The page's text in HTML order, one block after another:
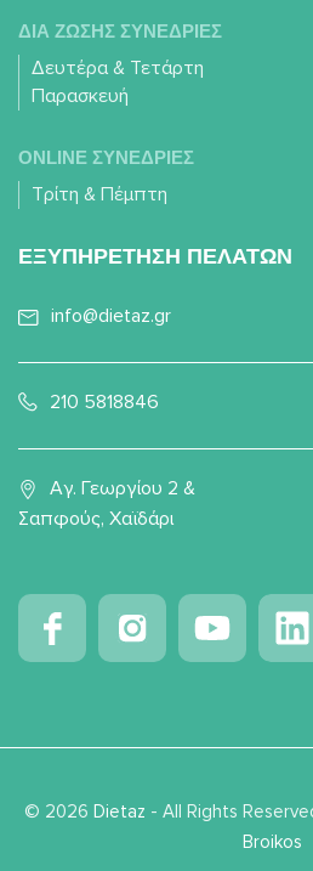
ΔΙΑ ΖΩΣΗΣ ΣΥΝΕΔΡΙΕΣ
Δευτέρα & Τετάρτη
Παρασκευή
ONLINE ΣΥΝΕΔΡΙΕΣ
Τρίτη & Πέμπτη
ΕΞΥΠΗΡΕΤΗΣΗ ΠΕΛΑΤΩΝ
info@dietaz.gr
210 5818846
Αγ. Γεωργίου 2 &
Σαπφούς, Χαϊδάρι
© 2026 Dietaz - All Rights
Broikos